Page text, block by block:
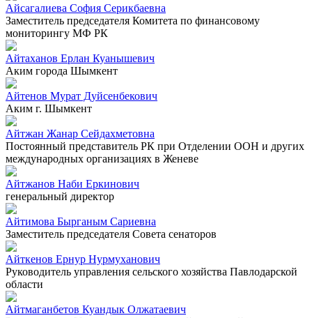
Айсагалиева София Серикбаевна
Заместитель председателя Комитета по финансовому
мониторингу МФ РК
Айтаханов Ерлан Куанышевич
Аким города Шымкент
Айтенов Мурат Дуйсенбекович
Аким г. Шымкент
Айтжан Жанар Сейдахметовна
Постоянный представитель РК при Отделении ООН и других
международных организациях в Женеве
Айтжанов Наби Еркинович
генеральный директор
Айтимова Бырганым Сариевна
Заместитель председателя Совета сенаторов
Айткенов Ернур Нурмуханович
Руководитель управления сельского хозяйства Павлодарской
области
Айтмаганбетов Куандык Олжатаевич